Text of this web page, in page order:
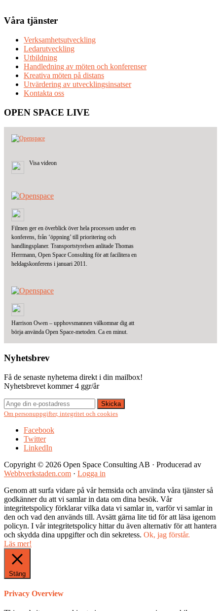
Våra tjänster
Verksamhetsutveckling
Ledarutveckling
Utbildning
Handledning av möten och konferenser
Kreativa möten på distans
Utvärdering av utvecklingsinsatser
Kontakta oss
OPEN SPACE LIVE
Visa videon
Filmen ger en överblick över hela processen under en
konferens, från ‘öppning’ till prioritering och
handlingsplaner. Transportstyrelsen anlitade Thomas
Herrmann, Open Space Consulting för att facilitera en
heldagskonferens i januari 2011.
Harrison Owen – upphovsmannen välkomnar dig att
börja använda Open Space-metoden. Ca en minut.
Nyhetsbrev
Få de senaste nyhetema direkt i din mailbox!
Nyhetsbrevet kommer 4 ggr/år
Om personuppgifter, integritet och cookies
Facebook
Twitter
LinkedIn
Copyright © 2026 Open Space Consulting AB · Producerad av
Webbverkstaden.com · Logga in
Genom att surfa vidare på vår hemsida och använda våra tjänster så
godkänner du att vi samlar in data om dina besök. Vår
integritetspolicy förklarar vilka data vi samlar in, varför vi samlar in
den och vad den används till. Avsätt gärna lite tid för att läsa igenom
policyn. I vår integritetspolicy hittar du även alternativ för att hantera
och skydda dina uppgifter och din sekretess. Ok, jag förstår.
Läs mer!
Stäng
Privacy Overview